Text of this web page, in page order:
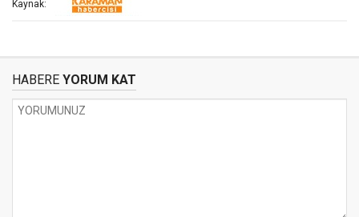
Kaynak:
HABERE YORUM KAT